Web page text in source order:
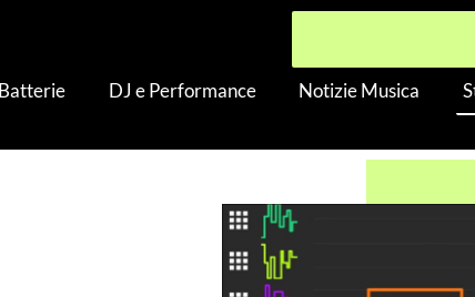
Batterie DJ e Performance Notizie Musica